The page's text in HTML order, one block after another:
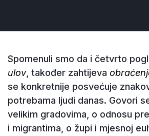
Spomenuli smo da i četvrto
ulov, također zahtijeva
se konkretnije posvećuje
potrebama ljudi danas. Govori
velikim gradovima, o odnosu
i migrantima, o župi i mjesnoj